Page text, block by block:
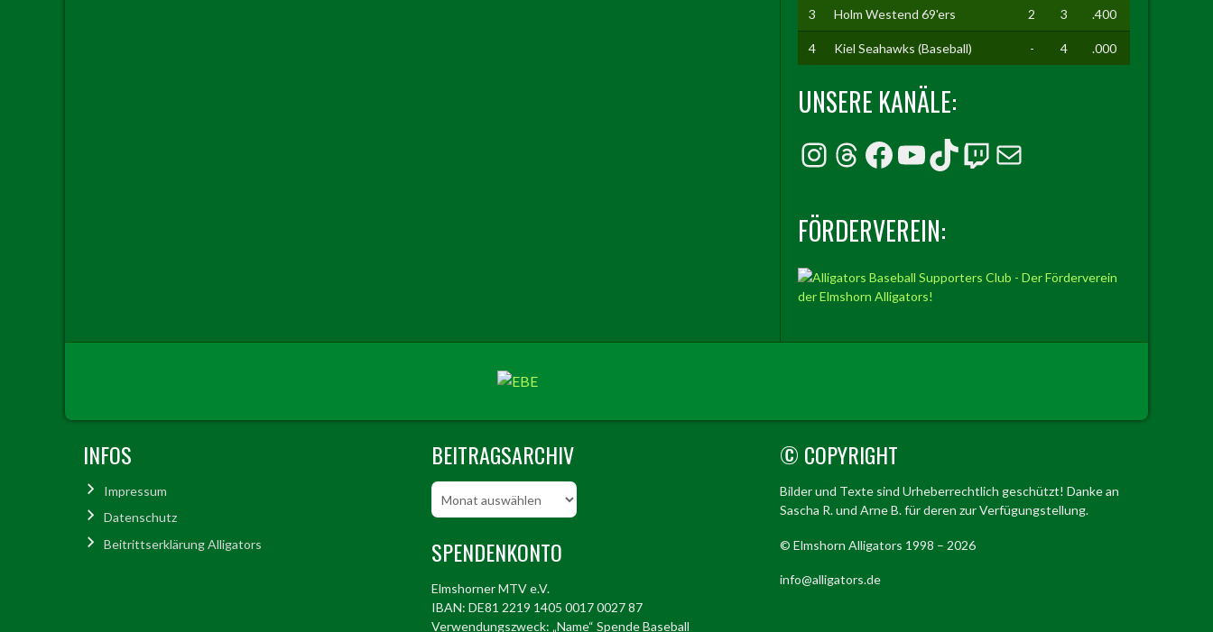
3 Holm Westend 69'ers 2 3 .400
4 Kiel Seahawks (Baseball) - 4 .000
UNSERE KANÄLE:
Instagram
Threads
Facebook
YouTube
TikTok
Twitch
E-Mail
FÖRDERVEREIN:
INFOS
Impressum
Datenschutz
Beitrittserklärung Alligators
BEITRAGSARCHIV
Beitragsarchiv
SPENDENKONTO
Elmshorner MTV e.V.
IBAN: DE81 2219 1405 0017 0027 87
Verwendungszweck: „Name“ Spende Baseball
© COPYRIGHT
Bilder und Texte sind Urheberrechtlich geschützt! Danke an
Sascha R. und Arne B. für deren zur Verfügungstellung.
© Elmshorn Alligators 1998 – 2026
info@alligators.de